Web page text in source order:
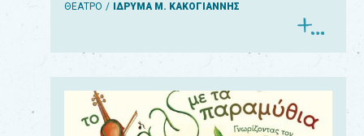
ΘΕΑΤΡΟ
ΙΔΡΥΜΑ Μ. ΚΑΚΟΓΙΑΝΝΗΣ